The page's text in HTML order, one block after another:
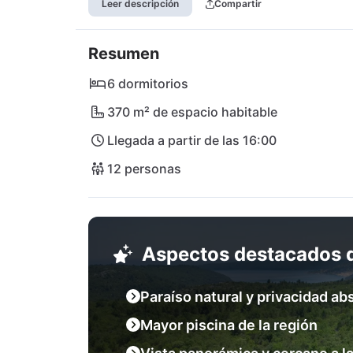
playas de Rupa y el encantador pueblo
encontrarás tiendas y restaurantes como
exquisiteces culinarias. Ideal para aquellos
perfecto para descansar y relajarse, ¡un
Leer descripción Compartir
Resumen
6 dormitorios
370 m² de espacio habitable
Llegada a partir de las 16:00
12 personas
Aspectos destacados
Paraíso natural y privacidad
Mayor piscina de la región